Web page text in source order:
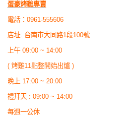
蛋豪烤雞專賣
電話：0961-555606
店址: 台南市大同路1段100號
上午 09:00 ~ 14:00
( 烤雞11點整開始出爐 )
晚上 17:00 ~ 20:00
禮拜天 : 09:00 ~ 14:00
每週一公休